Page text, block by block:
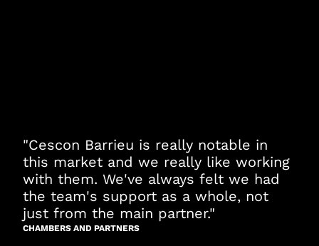
"Cescon Barrieu is really notable in
this market and we really like working
with them. We've always felt we had
the team's support as a whole, not
just from the main partner."
CHAMBERS AND PARTNERS